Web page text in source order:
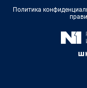
Политика